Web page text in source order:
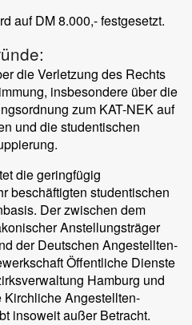
auf DM 8.000,- festgesetzt.
die Verletzung des Rechts
insbesondere über die
zum KAT-NEK auf
und die studentischen
die geringfügig
beschäftigten studentischen
Der zwischen dem
Anstellungsträger
der Deutschen Angestellten-
Öffentliche Dienste
Hamburg und
Angestellten-
insoweit außer Betracht.